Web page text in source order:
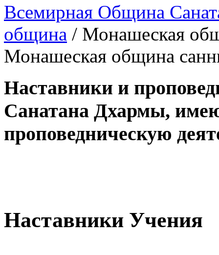
Всемирная Община
община / Монашеская
Монашеская община
Наставники и
Санатана Дхармы,
проповедническую
Наставники Учения